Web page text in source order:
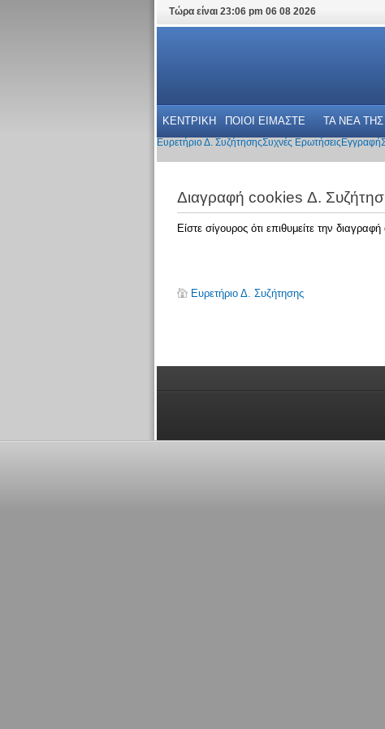
Τώρα είναι 23:06 pm 06 08 2026
ΚΕΝΤΡΙΚΗ ΠΟΙΟΙ ΕΙΜΑΣΤΕ ΤΑ ΝΕΑ THΣ
Ευρετήριο Δ. ΣυζήτησηςΣυχνές Ερωτήσεις Εγγραφή
Διαγραφή cookies Δ.
Είστε σίγουρος ότι επιθυμείτε την
Ευρετήριο Δ. Συζήτησης